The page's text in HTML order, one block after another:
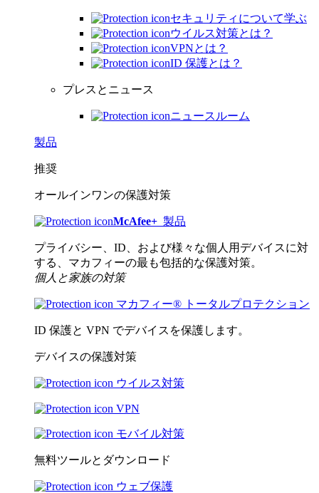
セキュリティについて学ぶ
ウイルス対策とは？
VPNとは？
ID 保護とは？
プレスとニュース
ニュースルーム
製品
推奨
オールインワンの保護対策
McAfee+ 製品
プライバシー、ID、および様々な個人用デバイスに対
する、マカフィーの最も包括的な保護対策。
個人と家族の対策
マカフィー® トータルプロテクション
ID 保護と VPN でデバイスを保護します。
デバイスの保護対策
ウイルス対策
VPN
モバイル対策
無料ツールとダウンロード
ウェブ保護